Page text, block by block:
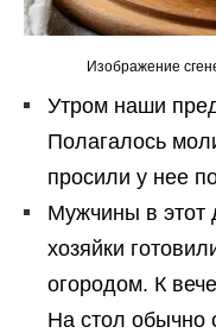
Изображение
Утром наши
Полагалось
просили у нее
Мужчины в этот
хозяйки
огородом. К
На стол обычно